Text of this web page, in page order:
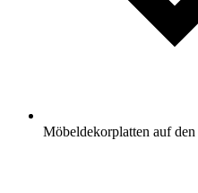
Möbeldekorplatten auf